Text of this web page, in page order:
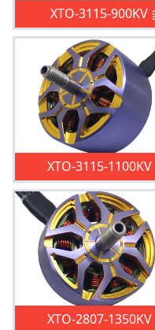
XTO-3115-900KV
XTO-3115-
XTO-2807-